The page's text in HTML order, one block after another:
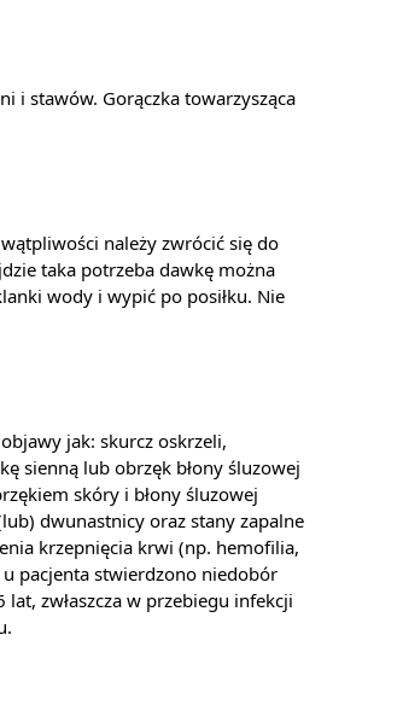
i stawów. Gorączka towarzysząca
należy zwrócić się do
taka potrzeba dawkę można
wody i wypić po posiłku. Nie
jak: skurcz oskrzeli,
sienną lub obrzęk błony śluzowej
skóry i błony śluzowej
dwunastnicy oraz stany zapalne
krzepnięcia krwi (np. hemofilia,
pacjenta stwierdzono niedobór
zwłaszcza w przebiegu infekcji